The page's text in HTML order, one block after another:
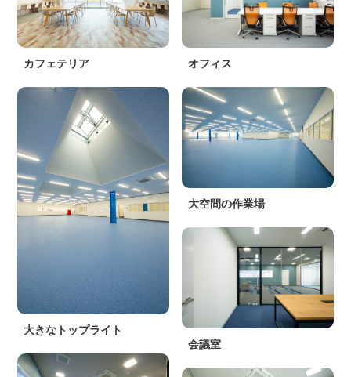
カフェテリア オフィス
大きなトップライト
大空間の作業場
会議室